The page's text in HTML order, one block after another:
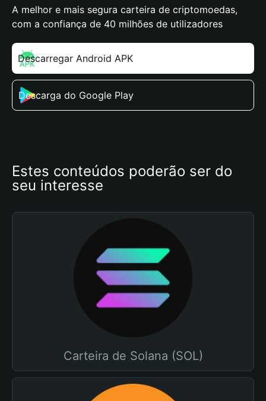
A melhor e mais segura carteira de criptomoedas,
com a confiança de 40 milhões de utilizadores
Descarregar Android APK
Descarga do Google Play
Estes conteúdos poderão ser do
seu interesse
Carteira de Solana (SOL)